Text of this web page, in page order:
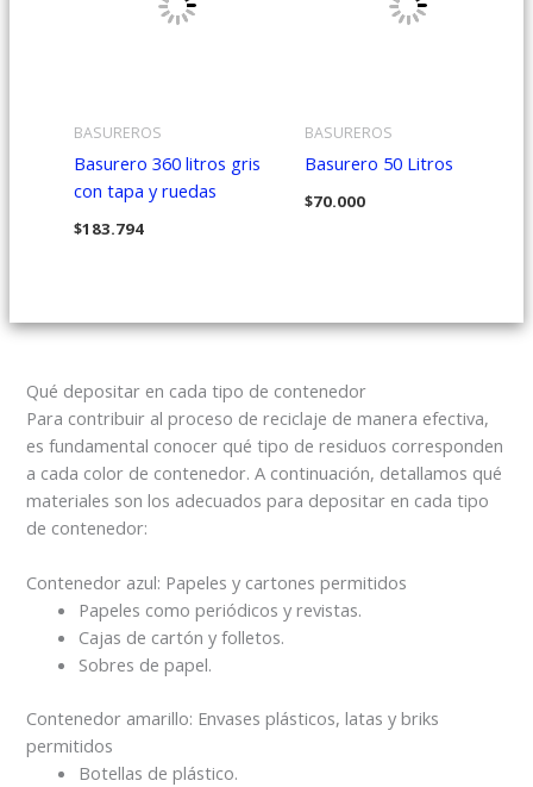
BASUREROS
Basurero 360 litros gris
con tapa y ruedas
$183.794
BASUREROS
Basurero 50 Litros
$70.000
Qué depositar en cada tipo de contenedor
Para contribuir al proceso de reciclaje de manera efectiva,
es fundamental conocer qué tipo de residuos corresponden
a cada color de contenedor. A continuación, detallamos qué
materiales son los adecuados para depositar en cada tipo
de contenedor:
Contenedor azul: Papeles y cartones permitidos
Papeles como periódicos y revistas.
Cajas de cartón y folletos.
Sobres de papel.
Contenedor amarillo: Envases plásticos, latas y briks
permitidos
Botellas de plástico.